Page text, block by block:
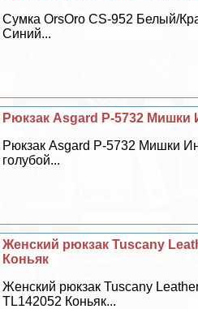
Сумка OrsOro CS-952 Белый/
Синий...
Рюкзак Asgard Р-5732 Мишки
Рюкзак Asgard Р-5732 Мишки
гoлyбой...
Женский рюкзак Tuscany
Коньяк
Женский рюкзак Tuscany
TL142052 Коньяк...